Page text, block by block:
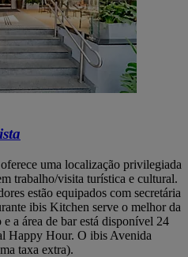
uma localização privilegiada
trabalho/visita turística e cultural.
estão equipados com secretária
ibis Kitchen serve o melhor da
a área de bar está disponível 24
Happy Hour. O ibis Avenida
taxa extra).